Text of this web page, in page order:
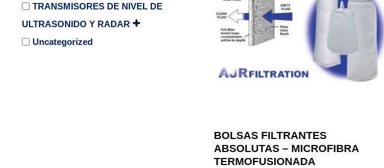
TRANSMISORES DE NIVEL DE
ULTRASONIDO Y RADAR
Uncategorized
BOLSAS FILTRANTES
ABSOLUTAS – MICROFIBRA
TERMOFUSIONADA